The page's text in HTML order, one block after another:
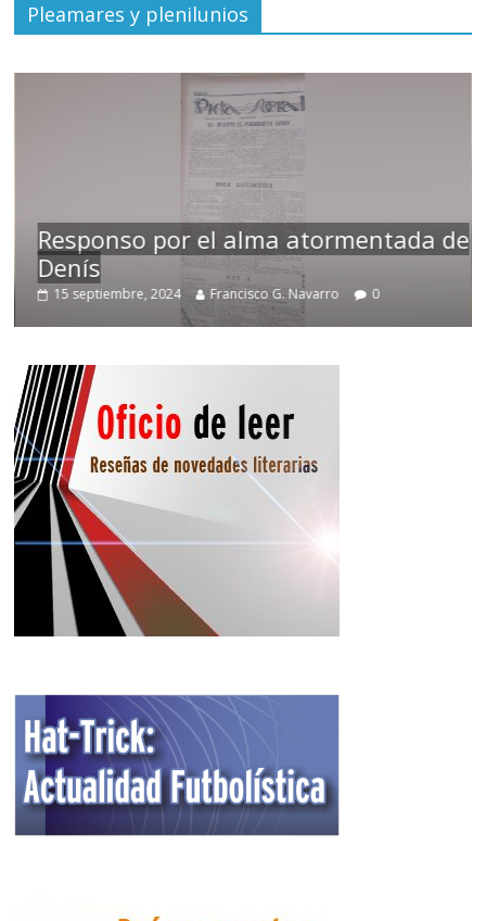
Pleamares y plenilunios
Responso por el alma atormentada de
Denís
15 septiembre, 2024 Francisco G. Navarro 0